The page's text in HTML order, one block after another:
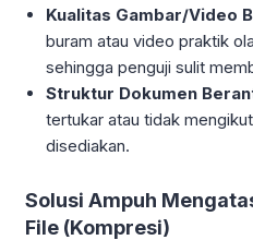
Kualitas Gambar/Video
buram atau video praktik
sehingga penguji sulit
Struktur Dokumen
tertukar atau tidak
disediakan.
Solusi Ampuh
File (Kompresi)